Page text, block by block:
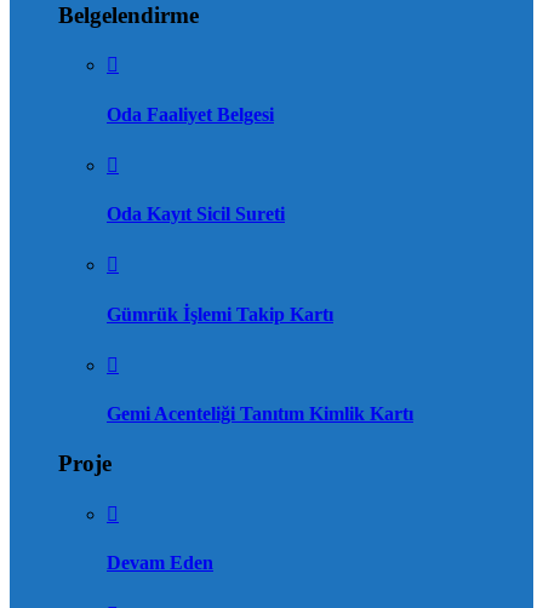
Belgelendirme
Oda Faaliyet Belgesi
Oda Kayıt Sicil Sureti
Gümrük İşlemi Takip Kartı
Gemi Acenteliği Tanıtım Kimlik Kartı
Proje
Devam Eden